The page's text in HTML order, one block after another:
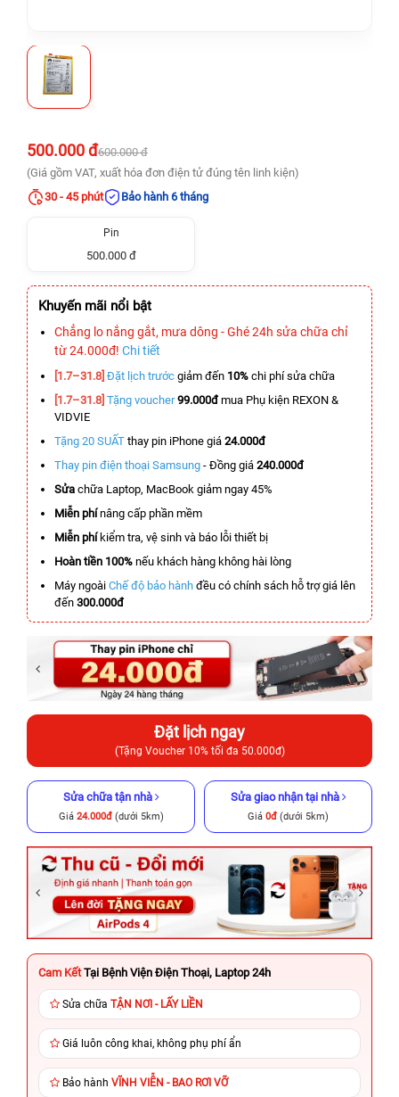
500.000 đ600.000 đ
(Giá gồm VAT, xuất hóa đơn điện tử đúng tên linh kiện)
30 - 45 phút
Bảo hành 6 tháng
Pin
500.000 đ
Khuyến mãi nổi bật
Chẳng lo nắng gắt, mưa dông - Ghé 24h sửa chữa chỉ
từ 24.000đ! Chi tiết
[1.7–31.8] Đặt lịch trước giảm đến 10% chi phí sửa chữa
[1.7–31.8] Tặng voucher 99.000đmua Phụ kiện REXON &
VIDVIE
Tặng 20 SUẤT thay pin iPhone giá 24.000đ
Thay pin điện thoại Samsung - Đồng giá 240.000đ
Sửa chữa Laptop, MacBook giảm ngay 45%
Miễn phínâng cấp phần mềm
Miễn phíkiểm tra, vệ sinh và báo lỗi thiết bị
Hoàn tiền 100% nếu khách hàng không hài lòng
Máy ngoài Chế độ bảo hành đều có chính sách hỗ trợ giá lên
đến 300.000đ
Đặt lịch ngay
(Tặng Voucher 10% tối đa 50.000đ)
Sửa chữa tận nhà
Giá 24.000đ(dưới 5km)
Sửa giao nhận tại nhà
Giá 0đ (dưới 5km)
Cam Kết Tại Bệnh Viện Điện Thoại, Laptop 24h
Sửa chữa TẬN NƠI - LẤY LIỀN
Giá luôn công khai, không phụ phí ẩn
Bảo hành VĨNH VIỄN - BAO RƠI VỠ